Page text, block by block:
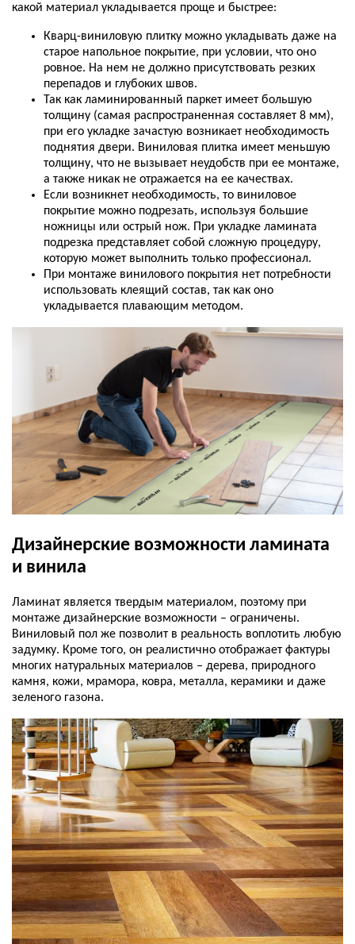
какой материал укладывается проще и быстрее:
Кварц-виниловую плитку можно укладывать даже на
старое напольное покрытие, при условии, что оно
ровное. На нем не должно присутствовать резких
перепадов и глубоких швов.
Так как ламинированный паркет имеет большую
толщину (самая распространенная составляет 8 мм),
при его укладке зачастую возникает необходимость
поднятия двери. Виниловая плитка имеет меньшую
толщину, что не вызывает неудобств при ее монтаже,
а также никак не отражается на ее качествах.
Если возникнет необходимость, то виниловое
покрытие можно подрезать, используя большие
ножницы или острый нож. При укладке ламината
подрезка представляет собой сложную процедуру,
которую может выполнить только профессионал.
При монтаже винилового покрытия нет потребности
использовать клеящий состав, так как оно
укладывается плавающим методом.
Дизайнерские возможности ламината
и винила
Ламинат является твердым материалом, поэтому при
монтаже дизайнерские возможности – ограничены.
Виниловый пол же позволит в реальность воплотить любую
задумку. Кроме того, он реалистично отображает фактуры
многих натуральных материалов – дерева, природного
камня, кожи, мрамора, ковра, металла, керамики и даже
зеленого газона.